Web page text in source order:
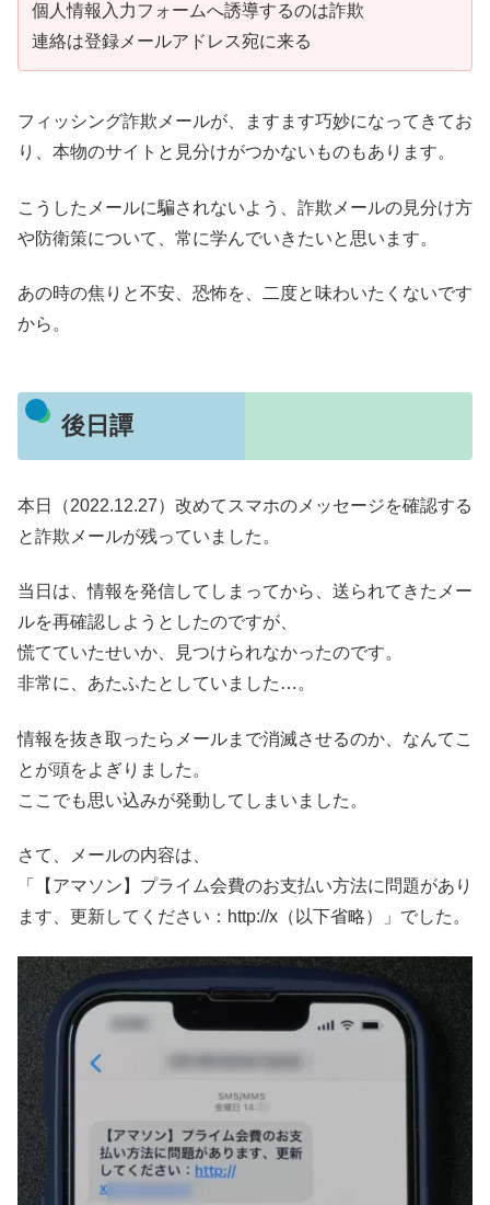
個人情報入力フォームへ誘導するのは詐欺
連絡は登録メールアドレス宛に来る
フィッシング詐欺メールが、ますます巧妙になってきてお
り、本物のサイトと見分けがつかないものもあります。
こうしたメールに騙されないよう、詐欺メールの見分け方
や防衛策について、常に学んでいきたいと思います。
あの時の焦りと不安、恐怖を、二度と味わいたくないです
から。
後日譚
本日（2022.12.27）改めてスマホのメッセージを確認する
と詐欺メールが残っていました。
当日は、情報を発信してしまってから、送られてきたメー
ルを再確認しようとしたのですが、
慌てていたせいか、見つけられなかったのです。
非常に、あたふたとしていました…。
情報を抜き取ったらメールまで消滅させるのか、なんてこ
とが頭をよぎりました。
ここでも思い込みが発動してしまいました。
さて、メールの内容は、
「【アマソン】プライム会費のお支払い方法に問題があり
ます、更新してください：http://x（以下省略）」でした。